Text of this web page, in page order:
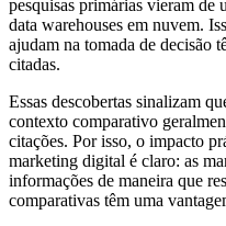
pesquisas primárias vieram de
data warehouses em nuvem.
ajudam na tomada de decisão
citadas.
Essas descobertas sinalizam
contexto comparativo
citações. Por isso, o impacto
marketing digital é claro: as
informações de maneira que
comparativas têm uma